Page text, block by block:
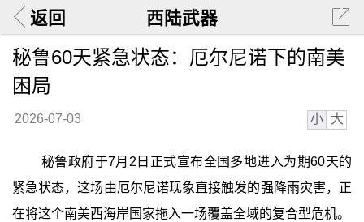
返回 西陆武器
秘鲁60天紧急状态：厄尔尼诺下的南美
困局
2026-07-03 小 大
秘鲁政府于7月2日正式宣布全国多地进入为期60天的
紧急状态，这场由厄尔尼诺现象直接触发的强降雨灾害，正
在将这个南美西海岸国家拖入一场覆盖全域的复合型危机。